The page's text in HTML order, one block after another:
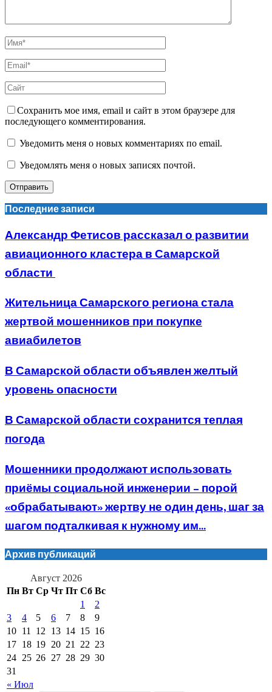
Сохранить мое имя, email и сайт в этом браузере для
последующего комментирования.
Уведомить меня о новых комментариях по email.
Уведомлять меня о новых записях почтой.
Последние записи
Александр Фетисов рассказал о развитии
авиационного кластера в Самарской
области
Жительница Самарского региона стала
жертвой мошенников при покупке
авиабилетов
В Самарской области объявлен желтый
уровень опасности
В Самарской области сохранится теплая
погода
Мошенники продолжают использовать
приёмы социальной инженерии – порой
«обрабатывают» жертву не один день, шаг за
шагом подталкивая к нужному им...
Архив публикаций
Август 2026
Пн Вт Ср Чт Пт Сб Вс
« Июл
1
2
3
4 5 6 7 8
9
10 11 12 13 14 15 16
17 18 19 20 21 22 23
24 25 26 27 28 29 30
31